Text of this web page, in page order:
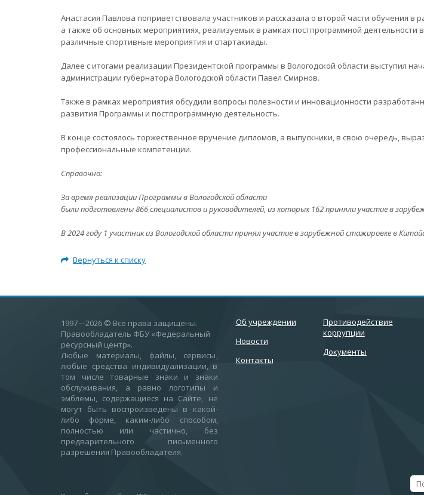
Анастасия Павлова поприветствовала участников и рассказала о второй части обучения
а также об основных мероприятиях, реализуемых в рамках постпрограммной
различные спортивные мероприятия и спартакиады.
Далее с итогами реализации Президентской программы в Вологодской области выступил
администрации губернатора Вологодской области Павел Смирнов.
Также в рамках мероприятия обсудили вопросы полезности и инновационности
развития Программы и постпрограммную деятельность.
В конце состоялось торжественное вручение дипломов, а выпускники, в свою очередь,
профессиональные компетенции.
Справочно:
За время реализации Программы в Вологодской области
были подготовлены 866 специалистов и руководителей, из которых 162 приняли участие в
В 2024 году 1 участник из Вологодской области принял участие в зарубежной стажировке в
Вернуться к списку
1997—2026 © Все права защищены.
Правообладатель ФБУ «Федеральный
ресурсный центр».
Любые материалы, файлы, сервисы,
любые средства индивидуализации, в
том числе товарные знаки и знаки
обслуживания, а равно логотипы и
эмблемы, содержащиеся на Сайте, не
могут быть воспроизведены в какой-
либо форме, каким-либо способом,
полностью или частично, без
предварительного письменного
разрешения Правообладателя.
Об учреждении
Новости
Контакты
Противодействие
коррупции
Документы